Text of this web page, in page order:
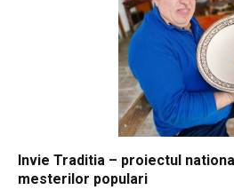
Invie Traditia – proiectul
mesterilor populari